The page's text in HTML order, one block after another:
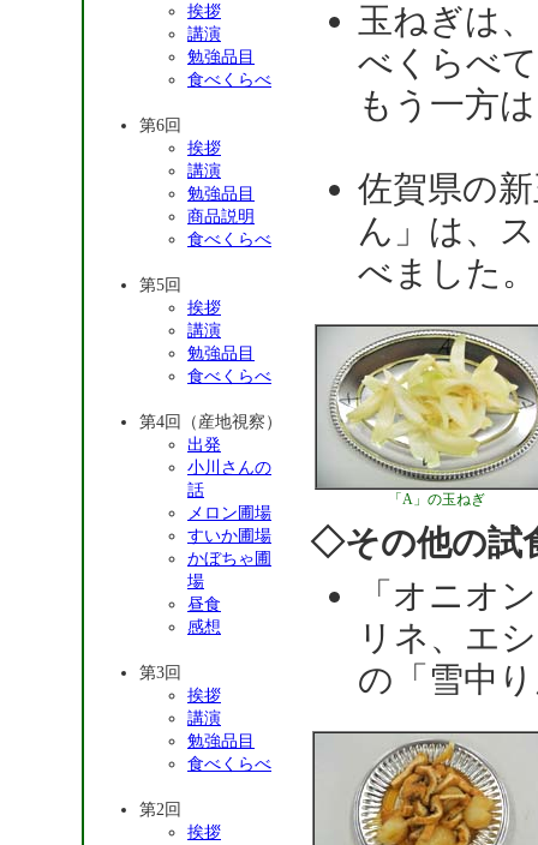
挨拶
講演
勉強品目
食べくらべ
第6回
挨拶
講演
勉強品目
商品説明
食べくらべ
第5回
挨拶
講演
勉強品目
食べくらべ
第4回（産地視察）
出発
小川さんの
話
メロン圃場
すいか圃場
かぼちゃ圃
場
昼食
感想
第3回
挨拶
講演
勉強品目
食べくらべ
第2回
挨拶
玉ねぎは
べくらべ
もう一方
佐賀県の
ん」は、
べました。
「A」の玉ねぎ
◇その他の試
「オニオ
リネ、エ
の「雪中